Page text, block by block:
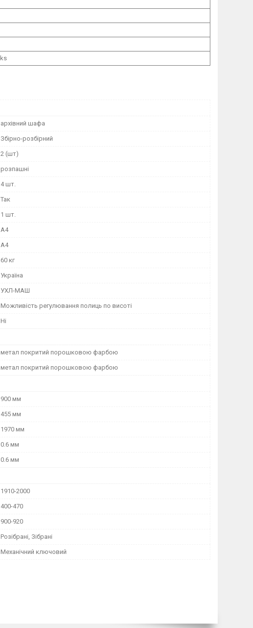
архівний шафа
Збірно-розбірний
2 (шт)
розпашні
4 шт.
Так
1 шт.
А4
А4
60 кг
Україна
УХЛ-МАШ
Можливість регулювання полиць по висоті
Ні
метал покритий порошковою фарбою
метал покритий порошковою фарбою
900 мм
455 мм
1970 мм
0.6 мм
0.6 мм
1910-2000
400-470
900-920
Розібрані, Зібрані
Механічний ключовий